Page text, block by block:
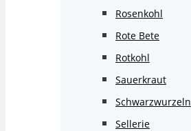
Rosenkohl
Rote Bete
Rotkohl
Sauerkraut
Schwarzwurzeln
Sellerie